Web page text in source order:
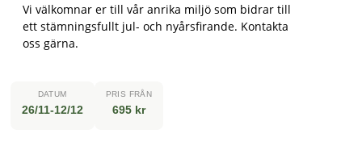
Vi välkomnar er till vår anrika miljö som bidrar till
ett stämningsfullt jul- och nyårsfirande. Kontakta
oss gärna.
DATUM
26/11-12/12
PRIS FRÅN
695 kr